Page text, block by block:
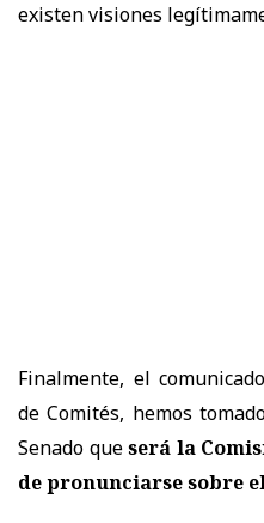
existen visiones
Finalmente, el
de Comités, hemos
Senado queserá la
de pronunciarse sobre